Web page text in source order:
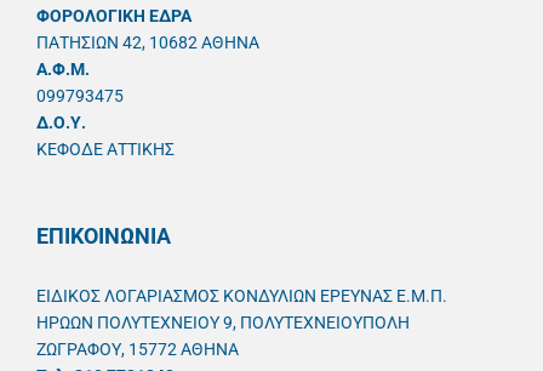
ΦΟΡΟΛΟΓΙΚΗ ΕΔΡΑ
ΠΑΤΗΣΙΩΝ 42, 10682 ΑΘΗΝΑ
A.Φ.Μ.
099793475
Δ.Ο.Υ.
ΚΕΦΟΔΕ ΑΤΤΙΚΗΣ
ΕΠΙΚΟΙΝΩΝΙΑ
ΕΙΔΙΚΟΣ ΛΟΓΑΡΙΑΣΜΟΣ ΚΟΝΔΥΛΙΩΝ ΕΡΕΥΝΑΣ Ε.Μ.Π.
ΗΡΩΩΝ ΠΟΛΥΤΕΧΝΕΙΟΥ 9, ΠΟΛΥΤΕΧΝΕΙΟΥΠΟΛΗ
ΖΩΓΡΑΦΟΥ, 15772 ΑΘΗΝΑ